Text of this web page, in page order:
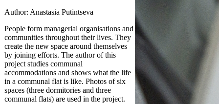
Author: Anastasia Putintseva
People form managerial organisations and
communities throughout their lives. They
create the new space around themselves
by joining efforts. The author of this
project studies communal
accommodations and shows what the life
in a communal flat is like. Photos of six
spaces (three dormitories and three
communal flats) are used in the project.